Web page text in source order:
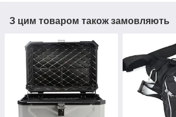
З цим товаром також замовляють